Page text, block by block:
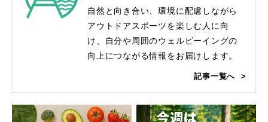
自然と向き合い、環境に配慮しながら
アウトドアスポーツを楽しむ人に向
け、自分や周囲のウェルビーイングの
向上につながる情報をお届けします。
記事一覧へ